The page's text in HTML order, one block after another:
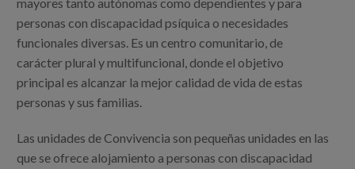
Blog
Prensa
Trabaja con nosotros
Canal de denuncias
personas con discapacidad psíquica o necesidades
funcionales diversas. Es un centro comunitario, de
carácter plural y multifuncional, donde el objetivo
principal es alcanzar la mejor calidad de vida de estas
personas y sus familias.
Las unidades de Convivencia son pequeñas unidades en las
que se ofrece alojamiento a personas con discapacidad